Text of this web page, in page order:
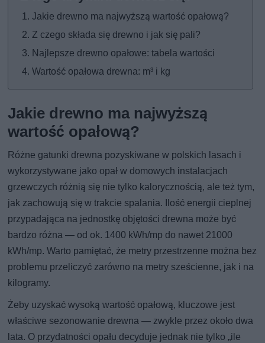
Jakie drewno ma najwyższą wartość opałową?
Z czego składa się drewno i jak się pali?
Najlepsze drewno opałowe: tabela wartości
Wartość opałowa drewna: m³ i kg
Jakie drewno ma najwyższą
wartość opałową?
Różne gatunki drewna pozyskiwane w polskich lasach i
wykorzystywane jako opał w domowych instalacjach
grzewczych różnią się nie tylko kalorycznością, ale też tym,
jak zachowują się w trakcie spalania. Ilość energii cieplnej
przypadająca na jednostkę objętości drewna może być
bardzo różna — od ok. 1400 kWh/mp do nawet 21000
kWh/mp. Warto pamiętać, że metry przestrzenne można bez
problemu przeliczyć zarówno na metry sześcienne, jak i na
kilogramy.
Żeby uzyskać wysoką wartość opałową, kluczowe jest
właściwe sezonowanie drewna — zwykle przez około dwa
lata. O przydatności opału decyduje jednak nie tylko „ile